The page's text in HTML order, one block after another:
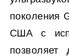
поколения
США с
позволяет